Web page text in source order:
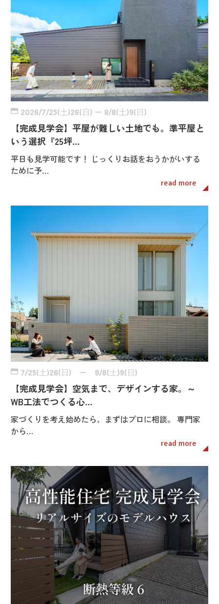
2026/7/25(土)26(日) ー 8/8(土)9(日)
【完成見学会】平屋が難しい土地でも。準平屋と
いう選択『25坪…
平日も見学可能です！ じっくりお話をおうかがいする
ために予…
read more
7/25(土)26(日) ー 8/8(土)9(日)
【完成見学会】空気まで、デザインする家。～
WB工法でつくる心…
家づくりを考え始めたら、まずはプロに相談。 専門家
から…
read more